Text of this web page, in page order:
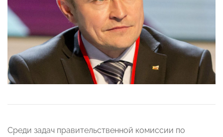
Среди задач правительственной комиссии по